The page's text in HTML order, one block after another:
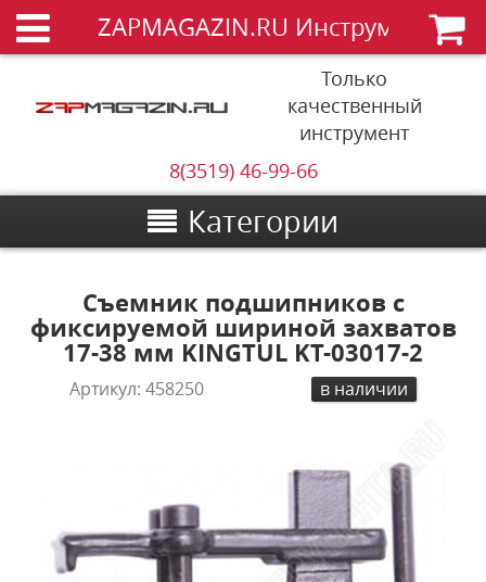
ZAPMAGAZIN.RU Инструменты
Только
качественный
инструмент
8(3519) 46-99-66
Категории
Съемник подшипников с
фиксируемой шириной захватов
17-38 мм KINGTUL KT-03017-2
Артикул:458250 в наличии